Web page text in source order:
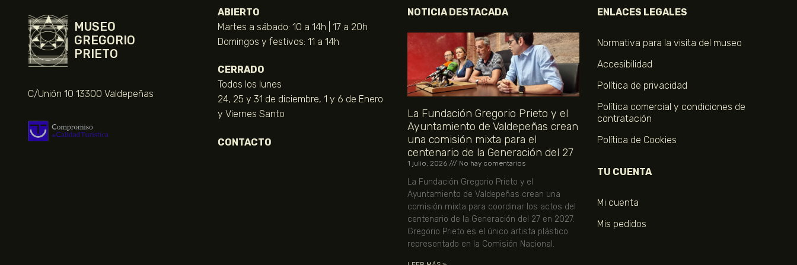
MUSEO
GREGORIO
PRIETO
C/Unión 10 13300 Valdepeñas
ABIERTO
Martes a sábado: 10 a 14h | 17 a 20h
Domingos y festivos: 11 a 14h
CERRADO
Todos los lunes
24, 25 y 31 de diciembre, 1 y 6 de Enero
y Viernes Santo
CONTACTO
NOTICIA DESTACADA
La Fundación Gregorio Prieto y el
Ayuntamiento de Valdepeñas crean
una comisión mixta para el
centenario de la Generación del 27
1 julio, 2026 No hay comentarios
La Fundación Gregorio Prieto y el
Ayuntamiento de Valdepeñas crean una
comisión mixta para coordinar los actos del
centenario de la Generación del 27 en 2027.
Gregorio Prieto es el único artista plástico
representado en la Comisión Nacional.
ENLACES LEGALES
Normativa para la visita del museo
Accesibilidad
Política de privacidad
Política comercial y condiciones de
contratación
Política de Cookies
TU CUENTA
Mi cuenta
Mis pedidos